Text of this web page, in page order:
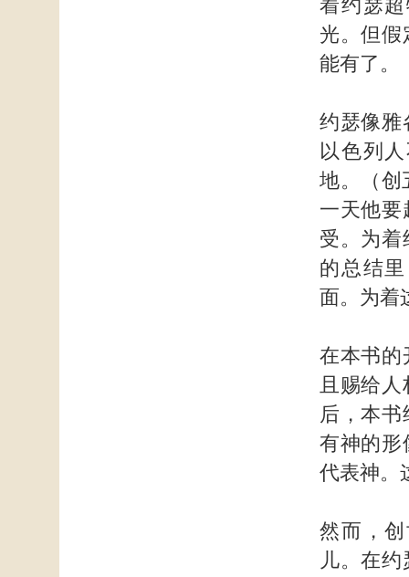
着约瑟
光。但假
能有了。
约瑟像雅
以色列
地。（创
一天他要
受。为着
的总结
面。为着
在本书的
且赐给
后，本
有神的形
代表神。
然而，
儿。在